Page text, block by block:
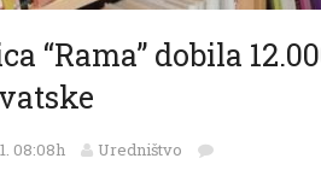
“Rama” dobila
08:08h Uredništvo